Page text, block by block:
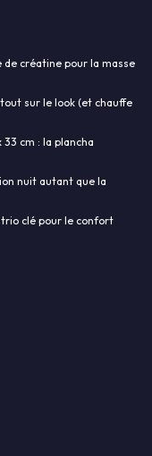
créatine pour la masse
tout sur le look (et chauffe
33 cm : la plancha
nuit autant que la
clé pour le confort